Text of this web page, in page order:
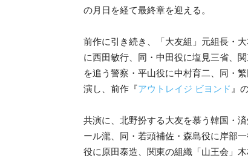
の月日を経て最終章を迎える。
前作に引き続き、「大友組」元組長・
に西田敏行、同・中田役に塩見三省、
を追う警察・平山役に中村育二、同・
演し、前作『アウトレイジ ビヨンド 』
共演に、北野扮する大友を慕う韓国・
ール瀧、同・若頭補佐・森島役に岸部
役に原田泰造、関東の組織「山王会」